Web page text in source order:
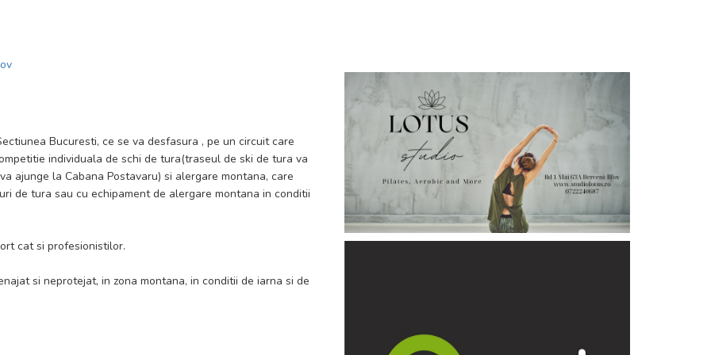
Bucuresti, ce se va desfasura , pe un circuit care
individuala de schi de tura(traseul de ski de tura va
ajunge la Cabana Postavaru) si alergare montana, care
de tura sau cu echipament de alergare montana in conditii
cat si profesionistilor.
si neprotejat, in zona montana, in conditii de iarna si de